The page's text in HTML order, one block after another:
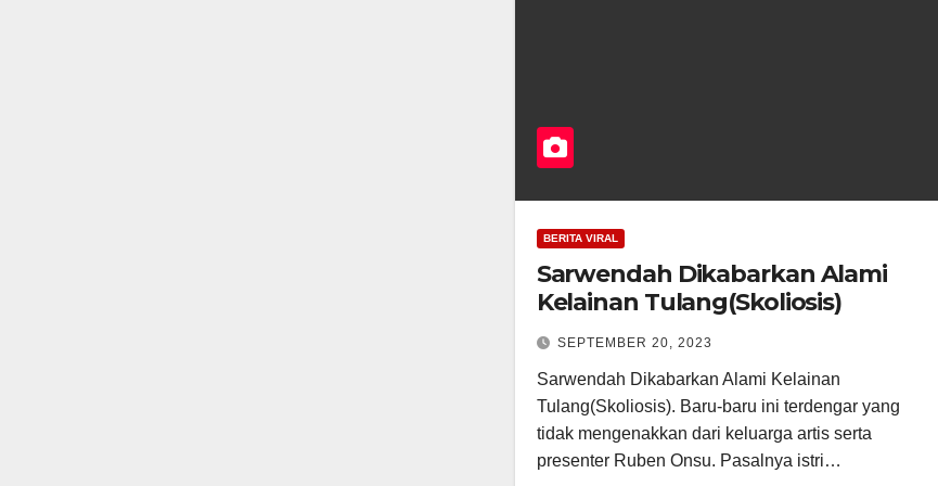
BERITA VIRAL
Sarwendah Dikabarkan Alami
Kelainan Tulang(Skoliosis)
SEPTEMBER 20, 2023
Sarwendah Dikabarkan Alami Kelainan
Tulang(Skoliosis). Baru-baru ini terdengar yang
tidak mengenakkan dari keluarga artis serta
presenter Ruben Onsu. Pasalnya istri…